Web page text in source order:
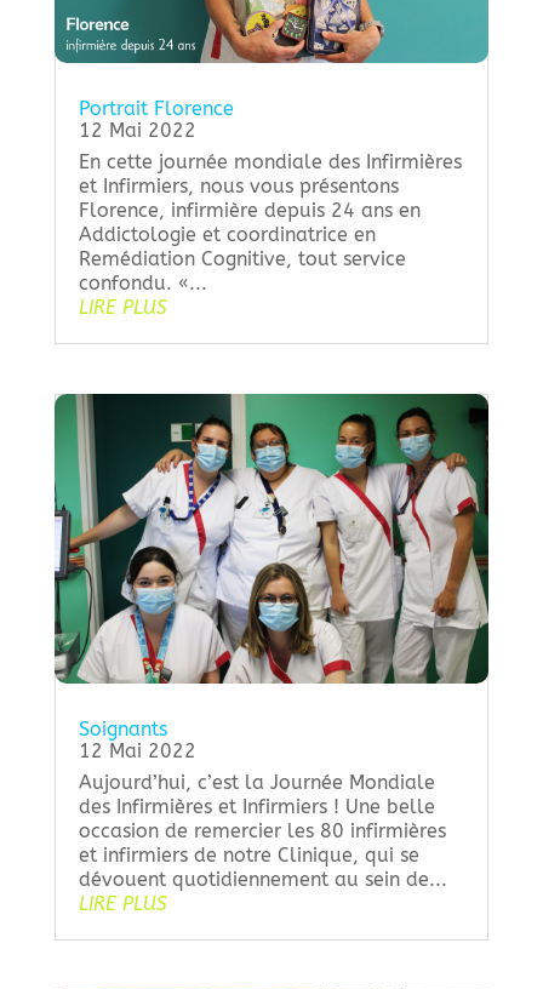
Portrait Florence
12 Mai 2022
En cette journée mondiale des Infirmières
et Infirmiers, nous vous présentons
Florence, infirmière depuis 24 ans en
Addictologie et coordinatrice en
Remédiation Cognitive, tout service
confondu. «...
LIRE PLUS
Soignants
12 Mai 2022
Aujourd’hui, c’est la Journée Mondiale
des Infirmières et Infirmiers ! Une belle
occasion de remercier les 80 infirmières
et infirmiers de notre Clinique, qui se
dévouent quotidiennement au sein de...
LIRE PLUS